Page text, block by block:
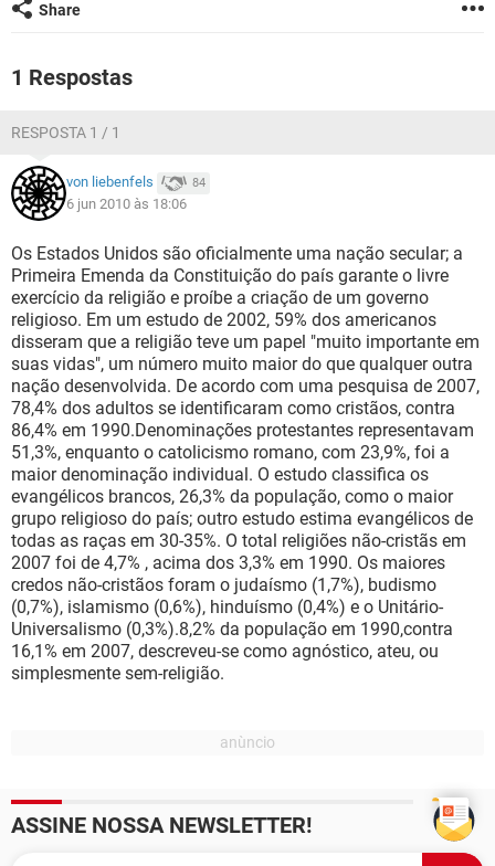
Share
1 Respostas
RESPOSTA 1 / 1
von liebenfels 84
6 jun 2010 às 18:06
Os Estados Unidos são oficialmente uma nação secular; a
Primeira Emenda da Constituição do país garante o livre
exercício da religião e proíbe a criação de um governo
religioso. Em um estudo de 2002, 59% dos americanos
disseram que a religião teve um papel "muito importante em
suas vidas", um número muito maior do que qualquer outra
nação desenvolvida. De acordo com uma pesquisa de 2007,
78,4% dos adultos se identificaram como cristãos, contra
86,4% em 1990.Denominações protestantes representavam
51,3%, enquanto o catolicismo romano, com 23,9%, foi a
maior denominação individual. O estudo classifica os
evangélicos brancos, 26,3% da população, como o maior
grupo religioso do país; outro estudo estima evangélicos de
todas as raças em 30-35%. O total religiões não-cristãs em
2007 foi de 4,7% , acima dos 3,3% em 1990. Os maiores
credos não-cristãos foram o judaísmo (1,7%), budismo
(0,7%), islamismo (0,6%), hinduísmo (0,4%) e o Unitário-
Universalismo (0,3%).8,2% da população em 1990,contra
16,1% em 2007, descreveu-se como agnóstico, ateu, ou
simplesmente sem-religião.
ASSINE NOSSA NEWSLETTER!